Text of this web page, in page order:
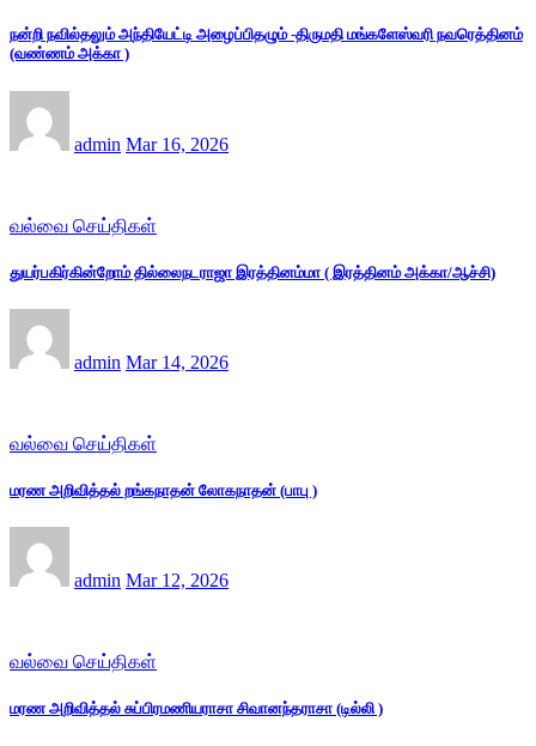
நன்றி நவில்தலும் அந்தியேட்டி அழைப்பிதழும் -திருமதி மங்களேஸ்வரி நவரெத்தினம்
(வண்ணம் அக்கா )
admin Mar 16, 2026
வல்வை செய்திகள்
துயர்பகிர்கின்றோம் தில்லைநடராஜா இரத்தினம்மா ( இரத்தினம் அக்கா/ஆச்சி)
admin Mar 14, 2026
வல்வை செய்திகள்
மரண அறிவித்தல் றங்கநாதன் லோகநாதன் (பாபு )
admin Mar 12, 2026
வல்வை செய்திகள்
மரண அறிவித்தல் சுப்பிரமணியராசா சிவானந்தராசா (டில்லி )